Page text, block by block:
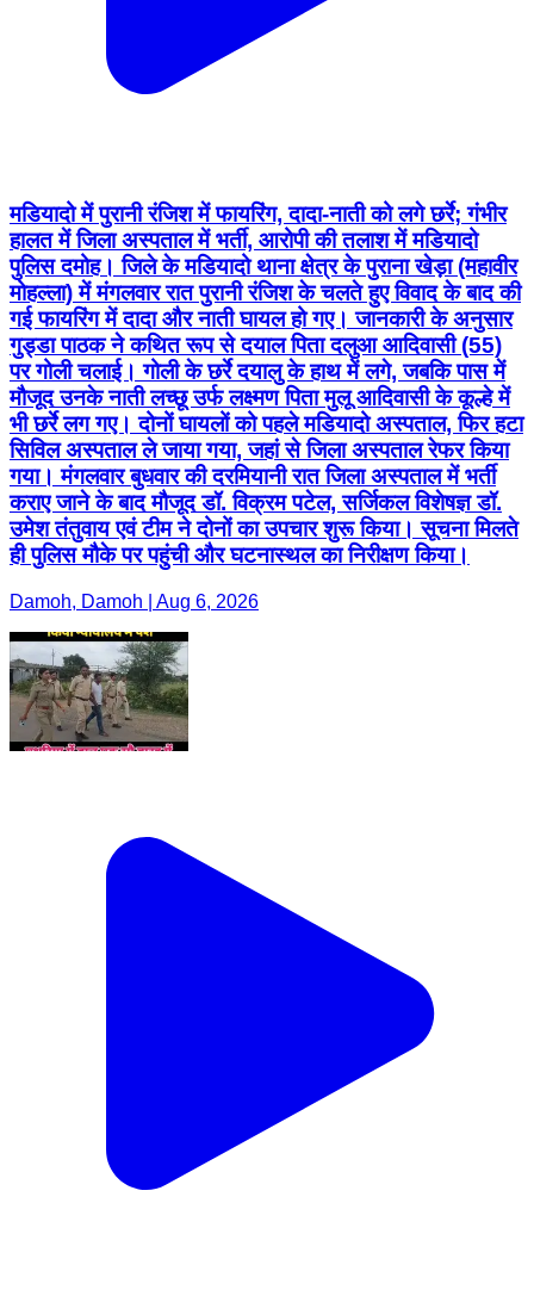
मडियादो में पुरानी रंजिश में फायरिंग, दादा-नाती को लगे छर्रे; गंभीर
हालत में जिला अस्पताल में भर्ती, आरोपी की तलाश में मडियादो
पुलिस दमोह। जिले के मडियादो थाना क्षेत्र के पुराना खेड़ा (महावीर
मोहल्ला) में मंगलवार रात पुरानी रंजिश के चलते हुए विवाद के बाद की
गई फायरिंग में दादा और नाती घायल हो गए। जानकारी के अनुसार
गुड्डा पाठक ने कथित रूप से दयाल पिता दलुआ आदिवासी (55)
पर गोली चलाई। गोली के छर्रे दयालु के हाथ में लगे, जबकि पास में
मौजूद उनके नाती लच्छू उर्फ लक्ष्मण पिता मुलू आदिवासी के कूल्हे में
भी छर्रे लग गए। दोनों घायलों को पहले मडियादो अस्पताल, फिर हटा
सिविल अस्पताल ले जाया गया, जहां से जिला अस्पताल रेफर किया
गया। मंगलवार बुधवार की दरमियानी रात जिला अस्पताल में भर्ती
कराए जाने के बाद मौजूद डॉ. विक्रम पटेल, सर्जिकल विशेषज्ञ डॉ.
उमेश तंतुवाय एवं टीम ने दोनों का उपचार शुरू किया। सूचना मिलते
ही पुलिस मौके पर पहुंची और घटनास्थल का निरीक्षण किया।
Damoh, Damoh | Aug 6, 2026